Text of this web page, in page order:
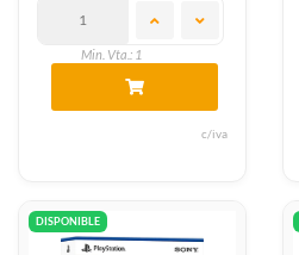
Min. Vta.: 1
c/iva
DISPONIBLE